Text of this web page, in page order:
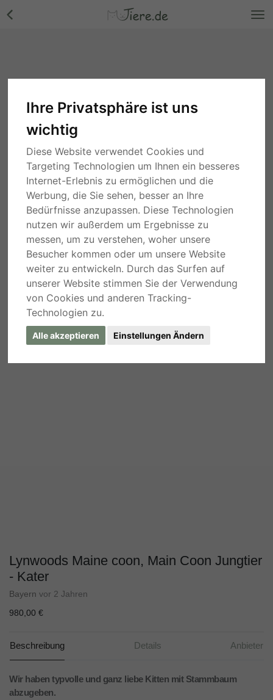
Ihre Privatsphäre ist uns
wichtig
Diese Website verwendet Cookies und
Targeting Technologien um Ihnen ein besseres
Internet-Erlebnis zu ermöglichen und die
Werbung, die Sie sehen, besser an Ihre
Bedürfnisse anzupassen. Diese Technologien
nutzen wir außerdem um Ergebnisse zu
messen, um zu verstehen, woher unsere
Besucher kommen oder um unsere Website
weiter zu entwickeln. Durch das Surfen auf
unserer Website stimmen Sie der Verwendung
von Cookies und anderen Tracking-
Technologien zu.
Alle akzeptieren Einstellungen Ändern
Lynwoods Maine coon, Main Coon Jungtier
- Kater
Bayern vor 2 Jahren
980,00 €
Beschreibung Details Anbieter
Wir haben typvolle und ganz liebe Kitten mit Stammbaum
abzugeben.